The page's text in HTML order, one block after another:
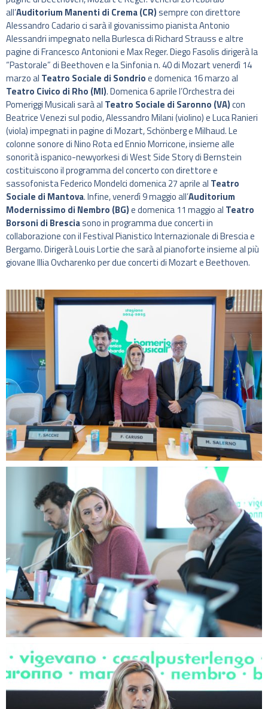
all’Auditorium Manenti di Crema (CR)sempre con direttore
Alessandro Cadario ci sarà il giovanissimo pianista Antonio
Alessandri impegnato nella Burlesca di Richard Strauss e altre
pagine di Francesco Antonioni e Max Reger. Diego Fasolis dirigerà la
“Pastorale” di Beethoven e la Sinfonia n. 40 di Mozart venerdì 14
marzo al Teatro Sociale di Sondrioe domenica 16 marzo al
Teatro Civico di Rho (MI). Domenica 6 aprile l’Orchestra dei
Pomeriggi Musicali sarà al Teatro Sociale di Saronno (VA)con
Beatrice Venezi sul podio, Alessandro Milani (violino) e Luca Ranieri
(viola) impegnati in pagine di Mozart, Schönberg e Milhaud. Le
colonne sonore di Nino Rota ed Ennio Morricone, insieme alle
sonorità ispanico-newyorkesi di West Side Story di Bernstein
costituiscono il programma del concerto con direttore e
sassofonista Federico Mondelci domenica 27 aprile al Teatro
Sociale di Mantova. Infine, venerdì 9 maggio all’Auditorium
Modernissimo di Nembro (BG)e domenica 11 maggio al Teatro
Borsoni di Bresciasono in programma due concerti in
collaborazione con il Festival Pianistico Internazionale di Brescia e
Bergamo. Dirigerà Louis Lortie che sarà al pianoforte insieme al più
giovane Illia Ovcharenko per due concerti di Mozart e Beethoven.